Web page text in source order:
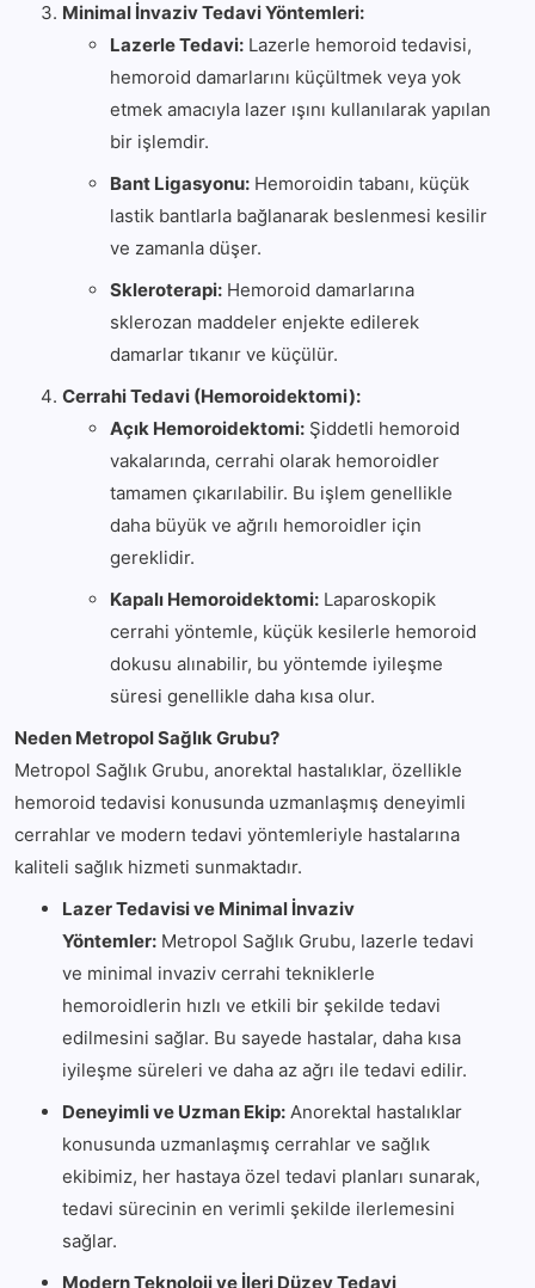
Minimal İnvaziv Tedavi Yöntemleri:
Lazerle Tedavi: Lazerle hemoroid tedavisi,
hemoroid damarlarını küçültmek veya yok
etmek amacıyla lazer ışını kullanılarak yapılan
bir işlemdir.
Bant Ligasyonu: Hemoroidin tabanı, küçük
lastik bantlarla bağlanarak beslenmesi kesilir
ve zamanla düşer.
Skleroterapi: Hemoroid damarlarına
sklerozan maddeler enjekte edilerek
damarlar tıkanır ve küçülür.
Cerrahi Tedavi (Hemoroidektomi):
Açık Hemoroidektomi: Şiddetli hemoroid
vakalarında, cerrahi olarak hemoroidler
tamamen çıkarılabilir. Bu işlem genellikle
daha büyük ve ağrılı hemoroidler için
gereklidir.
Kapalı Hemoroidektomi: Laparoskopik
cerrahi yöntemle, küçük kesilerle hemoroid
dokusu alınabilir, bu yöntemde iyileşme
süresi genellikle daha kısa olur.
Neden Metropol Sağlık Grubu?
Metropol Sağlık Grubu, anorektal hastalıklar, özellikle
hemoroid tedavisi konusunda uzmanlaşmış deneyimli
cerrahlar ve modern tedavi yöntemleriyle hastalarına
kaliteli sağlık hizmeti sunmaktadır.
Lazer Tedavisi ve Minimal İnvaziv
Yöntemler: Metropol Sağlık Grubu, lazerle tedavi
ve minimal invaziv cerrahi tekniklerle
hemoroidlerin hızlı ve etkili bir şekilde tedavi
edilmesini sağlar. Bu sayede hastalar, daha kısa
iyileşme süreleri ve daha az ağrı ile tedavi edilir.
Deneyimli ve Uzman Ekip: Anorektal hastalıklar
konusunda uzmanlaşmış cerrahlar ve sağlık
ekibimiz, her hastaya özel tedavi planları sunarak,
tedavi sürecinin en verimli şekilde ilerlemesini
sağlar.
Modern Teknoloji ve İleri Düzey Tedavi